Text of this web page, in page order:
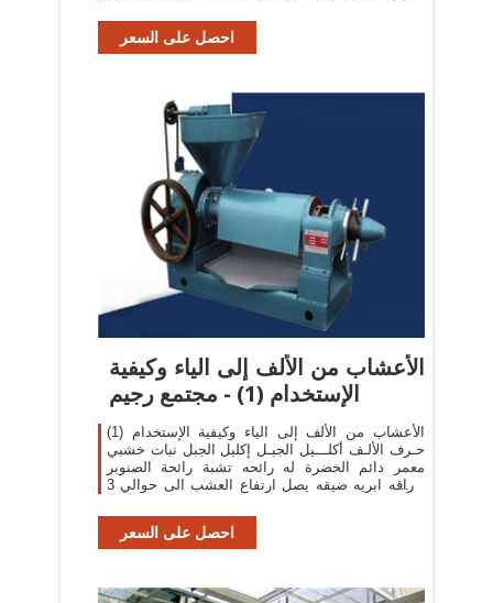
احصل على السعر
الأعشاب من الألف إلى الياء وكيفية
الإستخدام (1) - مجتمع رجيم
الأعشاب من الألف إلى الياء وكيفية الإستخدام (1)
حـرف الألـف أكلـــيل الجبـل إكليل الجبل نبات خشبي
معمر دائم الخضرة له رائحه تشبة رائحة الصنوبر
أوراقه ابريه ضيقه يصل ارتفاع العشب الى حوالي 3
احصل على السعر